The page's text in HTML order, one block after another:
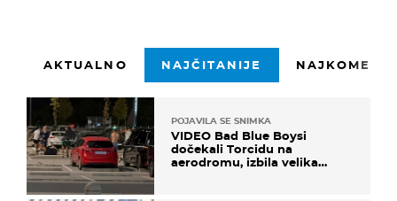
AKTUALNO NAJČITANIJE
POJAVILA SE SNIMKA
VIDEO Bad Blue Boysi
dočekali Torcidu na
aerodromu, izbila velika